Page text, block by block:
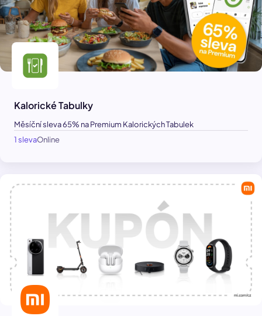
Kalorické Tabulky
Měsíční sleva 65% na Premium Kalorických Tabulek
1 slevaOnline